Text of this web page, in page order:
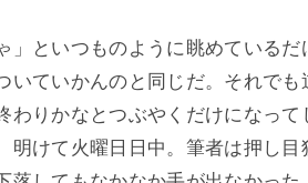
」といつものように眺めているだ
ていかんのと同じだ。それでも
わりかなとつぶやくだけになって
明けて火曜日日中。筆者は押し目